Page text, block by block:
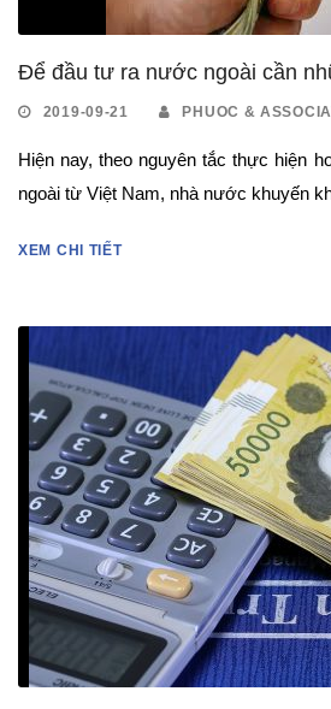
Để đầu tư ra nước ngoài cần
2019-09-21 PHUOC &
Hiện nay, theo nguyên tắc thực hiện
ngoài từ Việt Nam, nhà nước khuyến
XEM CHI TIẾT